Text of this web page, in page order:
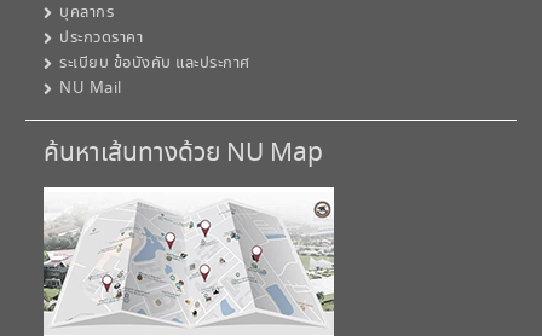
บุคลากร
ประกวดราคา
ระเบียบ ข้อบังคับ และประกาศ
NU Mail
ค้นหาเส้นทางด้วย NU Map